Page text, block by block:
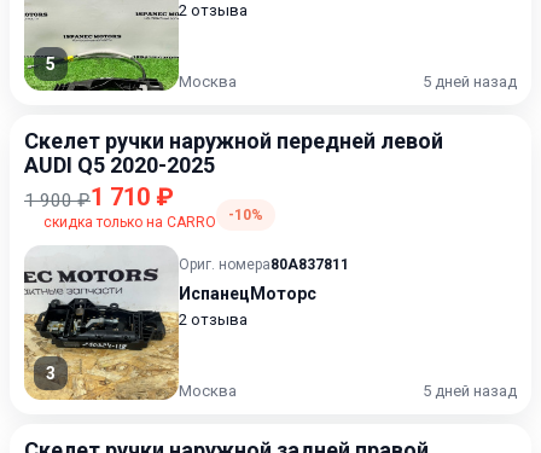
5
2 отзыва
Москва 5 дней назад
Скелет ручки наружной передней левой
AUDI Q5 2020-2025
1 900 ₽1 710 ₽
скидка только на CARRO -10%
3
Ориг. номера80A837811
ИспанецМоторс
2 отзыва
Москва 5 дней назад